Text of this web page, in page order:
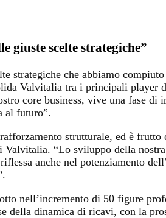
giuste scelte strategiche”
strategiche che abbiamo
Valvitalia tra i principali player
core business, vive una fase
al futuro”.
strutturale, ed è
“Lo sviluppo della
anche nel potenziamento
nell’incremento di 50 figure
della dinamica di ricavi, con la